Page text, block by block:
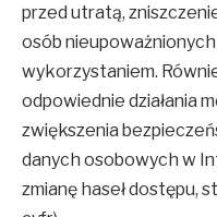
przed utratą,
osób
wykorzystaniem.
odpowiednie działania
zwiększenia
danych osobowych w
zmianę haseł dostępu,